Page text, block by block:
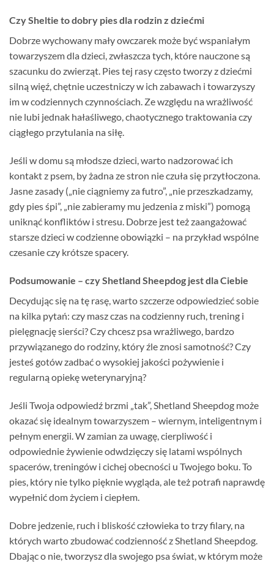
Czy Sheltie to dobry pies dla rodzin z dziećmi
Dobrze wychowany mały owczarek może być wspaniałym
towarzyszem dla dzieci, zwłaszcza tych, które nauczone są
szacunku do zwierząt. Pies tej rasy często tworzy z dziećmi
silną więź, chętnie uczestniczy w ich zabawach i towarzyszy
im w codziennych czynnościach. Ze względu na wrażliwość
nie lubi jednak hałaśliwego, chaotycznego traktowania czy
ciągłego przytulania na siłę.
Jeśli w domu są młodsze dzieci, warto nadzorować ich
kontakt z psem, by żadna ze stron nie czuła się przytłoczona.
Jasne zasady („nie ciągniemy za futro”, „nie przeszkadzamy,
gdy pies śpi”, „nie zabieramy mu jedzenia z miski”) pomogą
uniknąć konfliktów i stresu. Dobrze jest też zaangażować
starsze dzieci w codzienne obowiązki – na przykład wspólne
czesanie czy krótsze spacery.
Podsumowanie – czy Shetland Sheepdog jest dla Ciebie
Decydując się na tę rasę, warto szczerze odpowiedzieć sobie
na kilka pytań: czy masz czas na codzienny ruch, trening i
pielęgnację sierści? Czy chcesz psa wrażliwego, bardzo
przywiązanego do rodziny, który źle znosi samotność? Czy
jesteś gotów zadbać o wysokiej jakości pożywienie i
regularną opiekę weterynaryjną?
Jeśli Twoja odpowiedź brzmi „tak”, Shetland Sheepdog może
okazać się idealnym towarzyszem – wiernym, inteligentnym i
pełnym energii. W zamian za uwagę, cierpliwość i
odpowiednie żywienie odwdzięczy się latami wspólnych
spacerów, treningów i cichej obecności u Twojego boku. To
pies, który nie tylko pięknie wygląda, ale też potrafi naprawdę
wypełnić dom życiem i ciepłem.
Dobre jedzenie, ruch i bliskość człowieka to trzy filary, na
których warto zbudować codzienność z Shetland Sheepdog.
Dbając o nie, tworzysz dla swojego psa świat, w którym może